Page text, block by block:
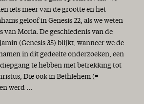
iets meer van de grootte en het
geloof in Genesis 22, als we weten
van Moria. De geschiedenis van de
(Genesis 35) blijkt, wanneer we de
in dit gedeelte onderzoeken, een
te hebben met betrekking tot
Die ook in Bethlehem (=
werd ...